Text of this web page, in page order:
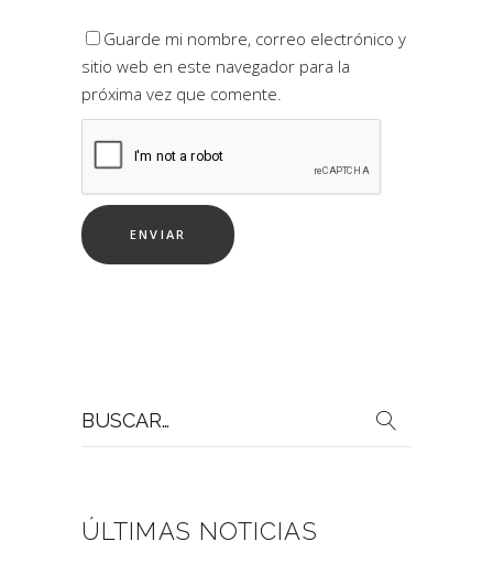
Guarde mi nombre, correo electrónico y
sitio web en este navegador para la
próxima vez que comente.
por:
ÚLTIMAS NOTICIAS